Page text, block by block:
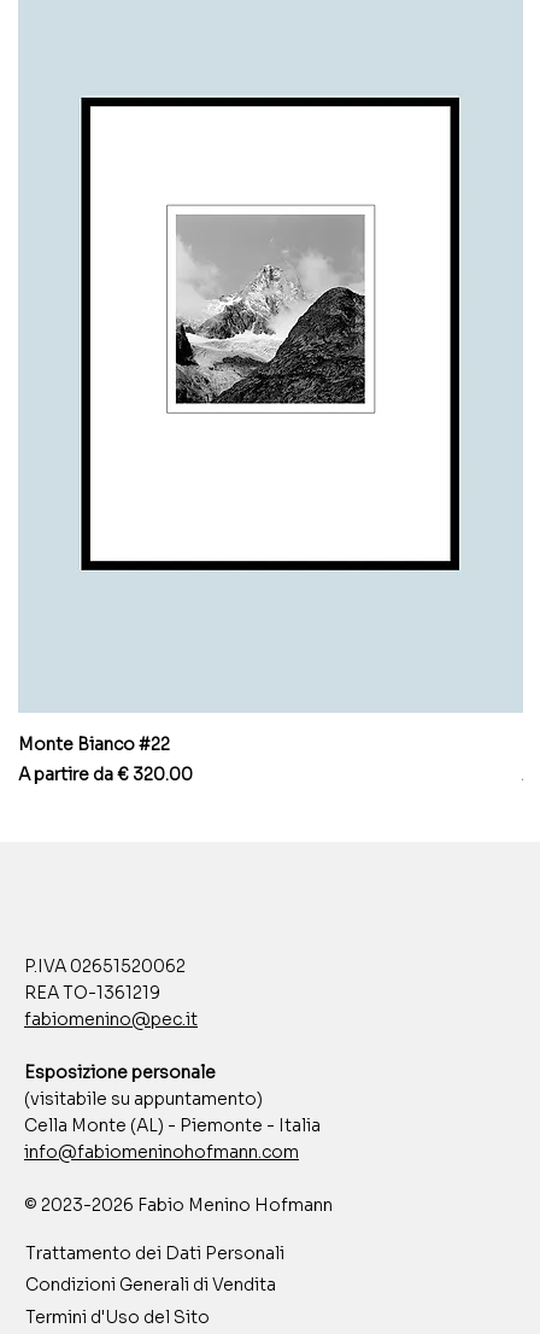
Monte Bianco #22
A partire da€ 320.00
Prezzo scontato
A
P.IVA 02651520062
REA TO-1361219
fabiomenino@pec.it
Esposizione personale
(visitabile su appuntamento)
Cella Monte (AL) - Piemonte - Italia
info@fabiomeninohofmann.com
© 2023-2026 Fabio Menino Hofmann
Trattamento dei Dati Personali
Condizioni Generali di Vendita
Termini d'Uso del Sito